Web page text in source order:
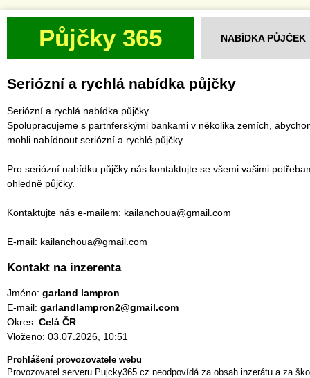
Půjčky 365 NABÍDKA PŮJČEK
Seriózní a rychlá nabídka půjčky
Seriózní a rychlá nabídka půjčky
Spolupracujeme s partnferskými bankami v několika zemích,
mohli nabídnout seriózní a rychlé půjčky.
Pro seriózní nabídku půjčky nás kontaktujte se všemi vašimi
ohledně půjčky.
Kontaktujte nás e-mailem: kailanchoua@gmail.com
E-mail: kailanchoua@gmail.com
Kontakt na inzerenta
Jméno: garland lampron
E-mail: garlandlampron2@gmail.com
Okres: Celá ČR
Vloženo: 03.07.2026, 10:51
Prohlášení provozovatele webu
Provozovatel serveru Pujcky365.cz neodpovídá za obsah inzerátu a za